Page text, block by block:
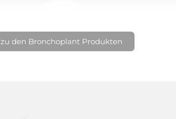
zu den Bronchoplant Produkten